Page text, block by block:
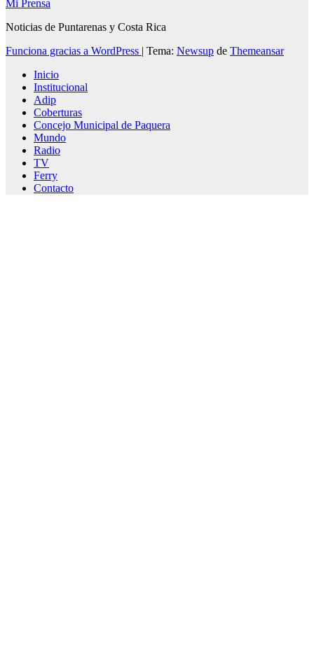
Mi Prensa
Noticias de Puntarenas y Costa Rica
Funciona gracias a WordPress | Tema: Newsup de Themeansar
Inicio
Institucional
Adip
Coberturas
Concejo Municipal de Paquera
Mundo
Radio
TV
Ferry
Contacto